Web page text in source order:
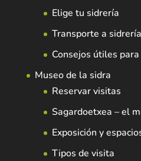
Elige tu sidrería
Transporte a
Consejos útiles
Museo de la sidra
Reservar visitas
Sagardoetxea – el
Exposición y
Tipos de visita